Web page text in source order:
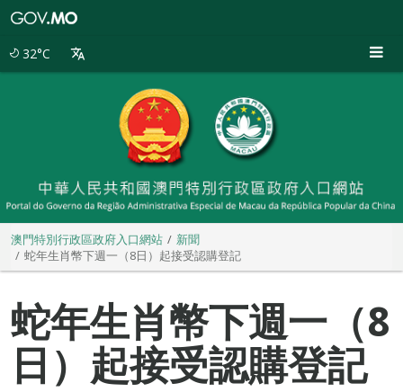
32°C
澳門特別行政區政府入口網站
新聞
蛇年生肖幣下週一（8日）起接受認購登記
蛇年生肖幣下週一（8
日）起接受認購登記